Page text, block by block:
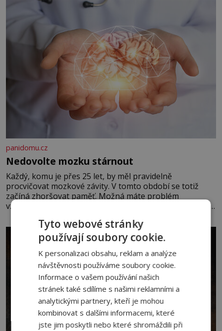
panidomu.cz
Nedovolte mozku stárnout
Každý, komu je přes 25 let, by měl pravidelně
procvičovat mozkové závity. V tomto období se totiž
začíná zhoršovat paměť. Možná máte problém
vzpomenout si na jméno kolegy z práce. Nebo marně v
Je to opravdu tak, s věkem jako kdyby se paměť
rozhodla stávkovat. Cvičte
Tyto webové stránky
používají soubory cookie.
K personalizaci obsahu, reklam a analýze
návštěvnosti používáme soubory cookie.
Informace o vašem používání našich
stránek také sdílíme s našimi reklamními a
analytickými partnery, kteří je mohou
kombinovat s dalšími informacemi, které
jste jim poskytli nebo které shromáždili při